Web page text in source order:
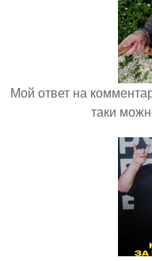
Мой ответ на
таки